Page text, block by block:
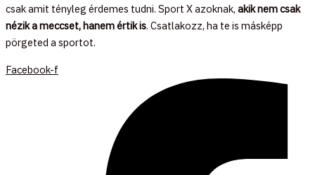
csak amit tényleg érdemes tudni. Sport X azoknak, akik nem csak
nézik a meccset, hanem értik is. Csatlakozz, ha te is másképp
pörgeted a sportot.
Facebook-f